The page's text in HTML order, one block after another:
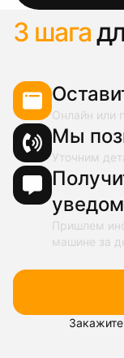
3 шага
Онлайн или
Мы
Уточним
Пришлем
машине за